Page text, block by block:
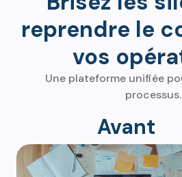
reprendre le
vos
Une plateforme unifiée
processus.
Avant